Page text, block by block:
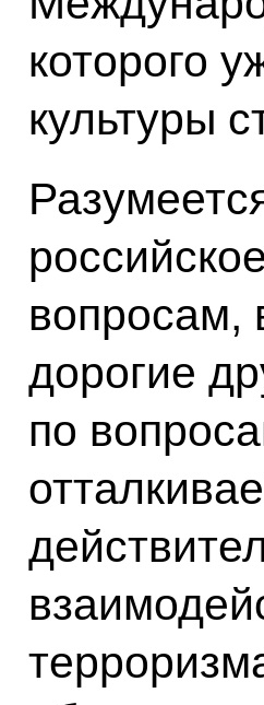
которого
культуры
вопросам,
дорогие
по